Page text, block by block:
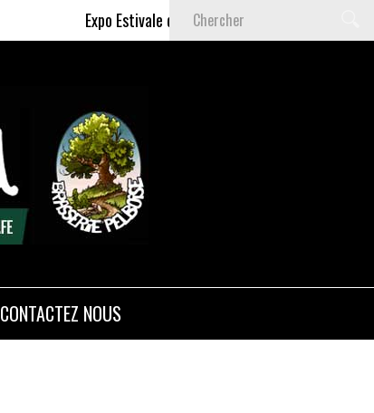
Expo Estivale de Céline DELAS - Du 9 Juillet au 6
CONTACTEZ NOUS